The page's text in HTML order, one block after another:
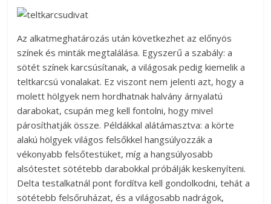
Az alkatmeghatározás után következhet az előnyös
színek és minták megtalálása. Egyszerű a szabály: a
sötét színek karcsúsítanak, a világosak pedig kiemelik a
teltkarcsú vonalakat. Ez viszont nem jelenti azt, hogy a
molett hölgyek nem hordhatnak halvány árnyalatú
darabokat, csupán meg kell fontolni, hogy mivel
párosíthatják össze. Példákkal alátámasztva: a körte
alakú hölgyek világos felsőkkel hangsúlyozzák a
vékonyabb felsőtestüket, míg a hangsúlyosabb
alsótestet sötétebb darabokkal próbálják keskenyíteni.
Delta testalkatnál pont fordítva kell gondolkodni, tehát a
sötétebb felsőruházat, és a világosabb nadrágok,